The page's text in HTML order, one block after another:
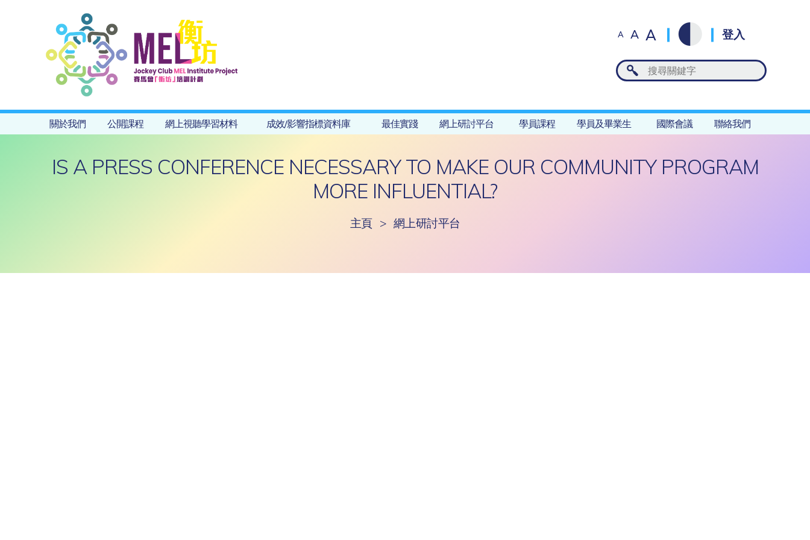
A A A 登入
關於我們 公開課程 網上視聽學習材料 成效/影響指標資料庫 最佳實踐 網上研討平台 學員課程 學員及畢業生 國際會議 聯絡我們
IS A PRESS CONFERENCE NECESSARY TO MAKE OUR COMMUNITY PROGRAM
MORE INFLUENTIAL?
主頁 > 網上研討平台